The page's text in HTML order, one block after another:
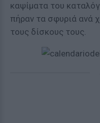
καψίματα του
πήραν τα σφυριά ανά
τους δίσκους τους.